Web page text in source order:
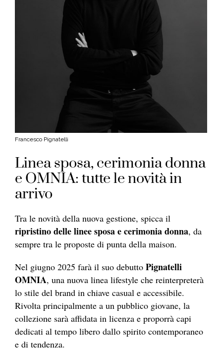
Francesco Pignatelli
Linea sposa, cerimonia donna
e OMNIA: tutte le novità in
arrivo
Tra le novità della nuova gestione, spicca il
ripristino delle linee sposa e cerimonia donna, da
sempre tra le proposte di punta della maison.
Nel giugno 2025 farà il suo debutto Pignatelli
OMNIA, una nuova linea lifestyle che reinterpreterà
lo stile del brand in chiave casual e accessibile.
Rivolta principalmente a un pubblico giovane, la
collezione sarà affidata in licenza e proporrà capi
dedicati al tempo libero dallo spirito contemporaneo
e di tendenza.